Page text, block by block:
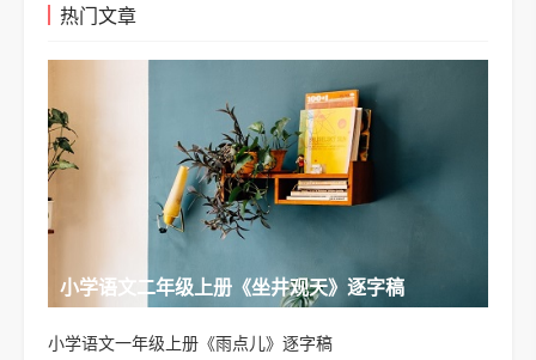
热门文章
小学语文二年级上册《坐井观天》逐字稿
小学语文一年级上册《雨点儿》逐字稿